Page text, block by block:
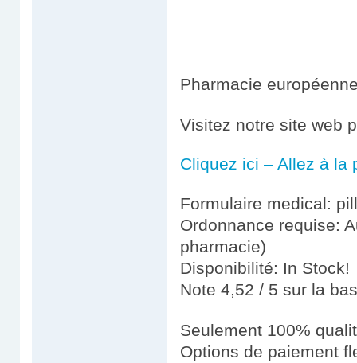
Pharmacie
Visitez notre site web
Cliquez ici – Allez à la
Formulaire medical: pill
Ordonnance requise:
pharmacie)
Disponibilité: In Stock!
Note 4,52 / 5 sur la
Seulement 100%
Options de paiement